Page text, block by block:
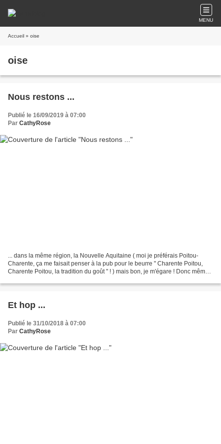
MENU
Accueil » oise
oise
Nous restons ...
Publié le 16/09/2019 à 07:00
Par CathyRose
... dans la même région, la Nouvelle Aquitaine ( moi je préférais Poitou-
Charente, ça me faisait penser à la pub pour le beurre " Charente Poitou,
Charente Poitou, la tradition du goût " ! ) mais bon, je m'égare ! Donc même
Et hop ...
Publié le 31/10/2018 à 07:00
Par CathyRose